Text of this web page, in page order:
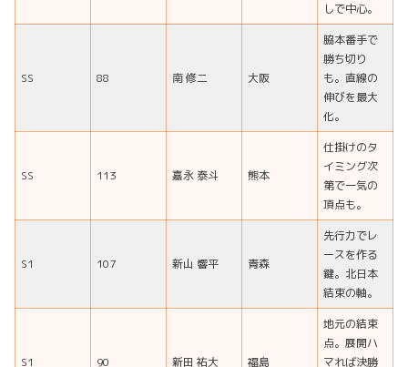
しで中心。
SS 88 南 修二 大阪
脇本番手で
勝ち切り
も。直線の
伸びを最大
化。
SS 113 嘉永 泰斗 熊本
仕掛けのタ
イミング次
第で一気の
頂点も。
S1 107 新山 響平 青森
先行力でレ
ースを作る
鍵。北日本
結束の軸。
S1 90 新田 祐大 福島
地元の結束
点。展開ハ
マれば決勝